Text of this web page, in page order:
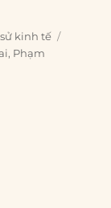
kinh tế
, Phạm